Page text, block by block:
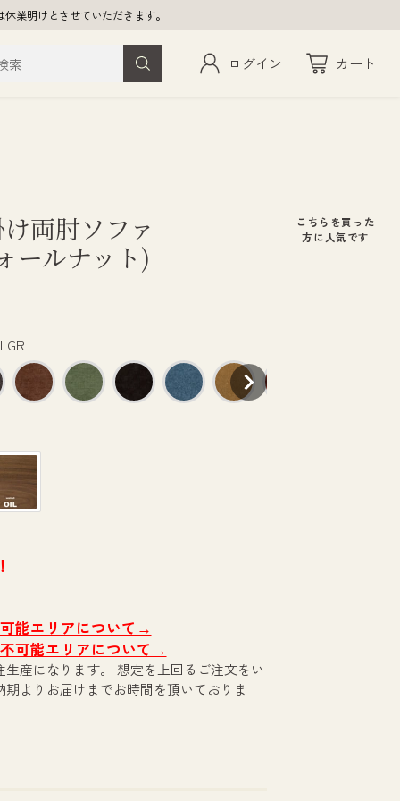
業明けとさせていただきます。
索 ログイン カート
両肘ソファ
ールナット)
能エリアについて→
可能エリアについて→
産になります。 想定を上回るご注文をい
よりお届けまでお時間を頂いておりま
こちらを買った
方に人気です